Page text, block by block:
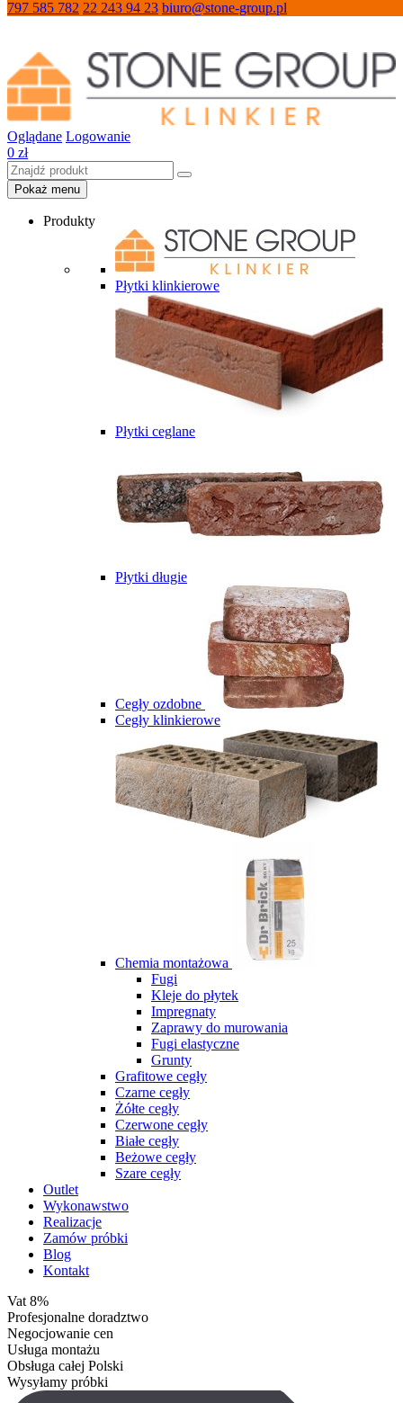
797 585 782 22 243 94 23 biuro@stone-group.pl
Oglądane Logowanie
0 zł
Pokaż menu
Produkty
Płytki klinkierowe
Płytki ceglane
Płytki długie
Cegły ozdobne
Cegły klinkierowe
Chemia montażowa
Fugi
Kleje do płytek
Impregnaty
Zaprawy do murowania
Fugi elastyczne
Grunty
Grafitowe cegły
Czarne cegły
Żółte cegły
Czerwone cegły
Białe cegły
Beżowe cegły
Szare cegły
Outlet
Wykonawstwo
Realizacje
Zamów próbki
Blog
Kontakt
Vat 8%
Profesjonalne doradztwo
Negocjowanie cen
Usługa montażu
Obsługa całej Polski
Wysyłamy próbki